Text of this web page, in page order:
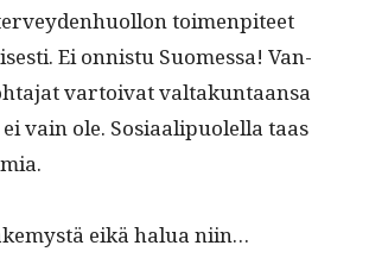
toimen­piteet
Ei onnis­tu Suomes­sa! Van­
var­toi­vat val­takun­taansa
vain ole. Sosi­aalipuolel­la taas
eikä halua niin…